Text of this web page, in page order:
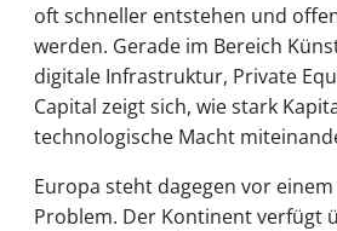
oft schneller entstehen und
werden. Gerade im Bereich
digitale Infrastruktur, Private
Capital zeigt sich, wie stark
technologische Macht
Europa steht dagegen vor
Problem. Der Kontinent verfügt